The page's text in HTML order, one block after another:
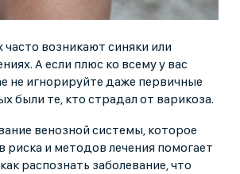
часто возникают синяки или
А если плюс ко всему у вас
не игнорируйте даже первичные
были те, кто страдал от варикоза.
венозной системы, которое
и методов лечения помогает
распознать заболевание, что